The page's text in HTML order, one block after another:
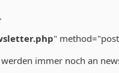
"
immer noch an